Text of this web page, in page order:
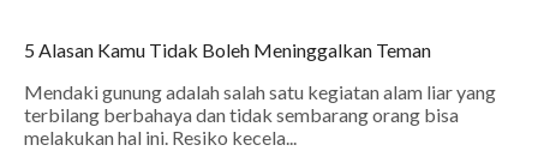
5 Alasan Kamu Tidak Boleh Meninggalkan Teman
Mendaki gunung adalah salah satu kegiatan alam liar yang
terbilang berbahaya dan tidak sembarang orang bisa
melakukan hal ini. Resiko kecela...